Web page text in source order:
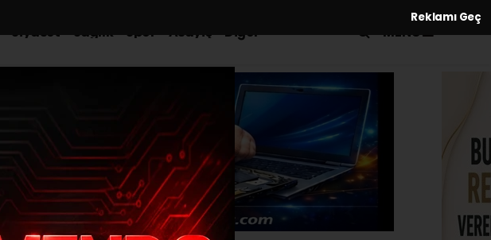
Reklamı Geç
Siyaset Sağlık Spor Asayiş Diğer MENÜ